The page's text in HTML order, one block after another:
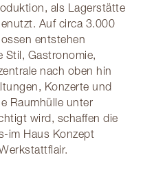
als Lagerstätte
Auf circa 3.000
entstehen
Stil, Gastronomie,
nach oben hin
Konzerte und
Raumhülle unter
wird, schaffen die
im Haus Konzept